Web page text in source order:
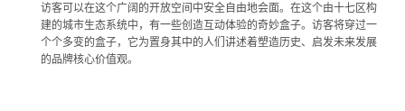
访客可以在这个广阔的开放空间中安全自由地会面。在这个由十七区构
建的城市生态系统中，有一些创造互动体验的奇妙盒子。访客将穿过一
个个多变的盒子，它为置身其中的人们讲述着塑造历史、启发未来发展
的品牌核心价值观。